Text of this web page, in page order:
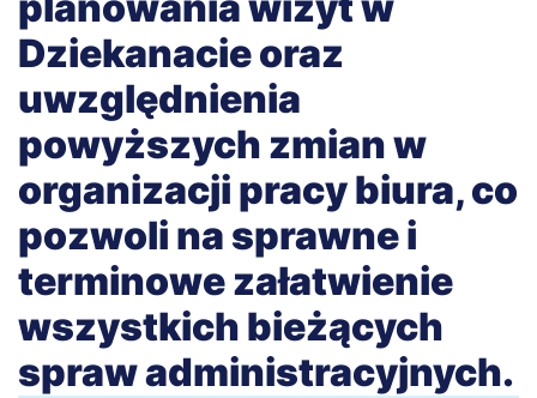
Dziekanacie oraz
uwzględnienia
powyższych zmian w
organizacji pracy biura, co
pozwoli na sprawne i
terminowe załatwienie
wszystkich bieżących
spraw administracyjnych.